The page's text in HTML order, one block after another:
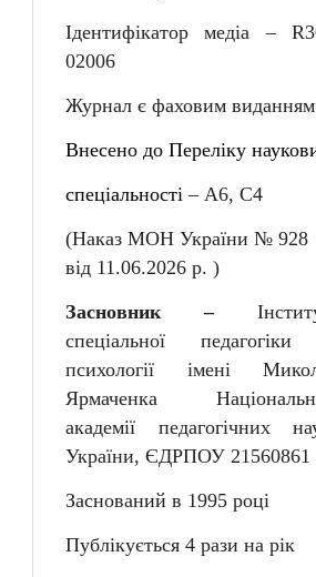
Ідентифікатор медіа – R
02006
Журнал є фаховим виданням
Внесено до Перелiку
спеціальності–А6, С4
(Наказ МОН України № 928
від 11.06.2026 р. )
Засновник –
спеціальної
психології імені
Ярмаченка
академії педагогічних
України, ЄДРПОУ 21560861
Заснований в 1995 році
Публікується 4 рази на рік